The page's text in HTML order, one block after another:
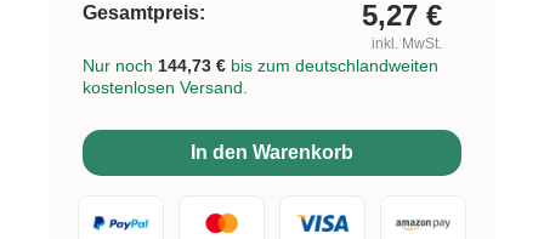
Gesamtpreis: 5,27 €
inkl. MwSt.
Nur noch 144,73 € bis zum deutschlandweiten
kostenlosen Versand.
In den Warenkorb